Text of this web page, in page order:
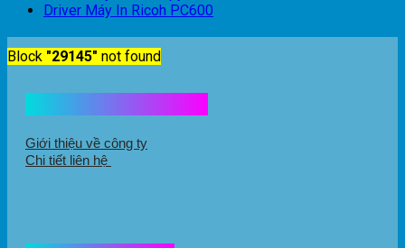
Driver Máy In Ricoh PC600
Block "29145" not found
Giới thiệu về công ty
Chi tiết liên hệ